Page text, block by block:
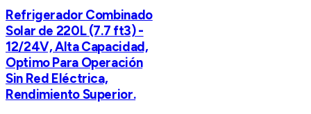
Refrigerador Combinado
Solar de 220L (7.7 ft3) -
12/24V, Alta Capacidad,
Optimo Para Operación
Sin Red Eléctrica,
Rendimiento Superior.